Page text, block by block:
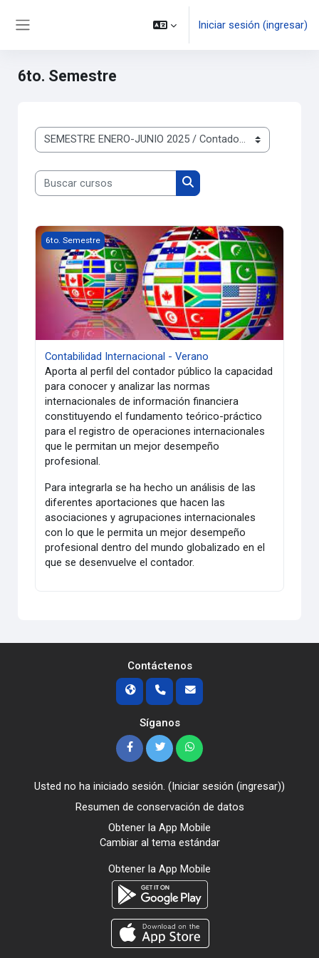
Iniciar sesión (ingresar)
6to. Semestre
Categorías
Buscar cursos
Buscar cursos
Contabilidad Internacional - Verano
6to. Semestre
Contabilidad Internacional - Verano
Aporta al perfil del contador público la capacidad
para conocer y analizar las normas
internacionales de información financiera
constituyendo el fundamento teórico-práctico
para el registro de operaciones internacionales
que le permitan un mejor desempeño
profesional.
Para integrarla se ha hecho un análisis de las
diferentes aportaciones que hacen las
asociaciones y agrupaciones internacionales
con lo que le permita un mejor desempeño
profesional dentro del mundo globalizado en el
que se desenvuelve el contador.
Contáctenos
Síganos
Usted no ha iniciado sesión. (Iniciar sesión (ingresar))
Resumen de conservación de datos
Obtener la App Mobile
Cambiar al tema estándar
Obtener la App Mobile